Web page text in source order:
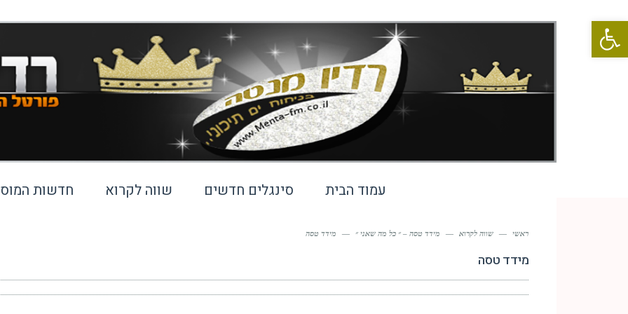
פתח סרגל נגישות
עמוד הבית סינגלים חדשים שווה לקרוא חדשות
ראשי — שווה לקרוא — מידד טסה – ״ כל מה שאני ״ — מידד טסה
מידד טסה